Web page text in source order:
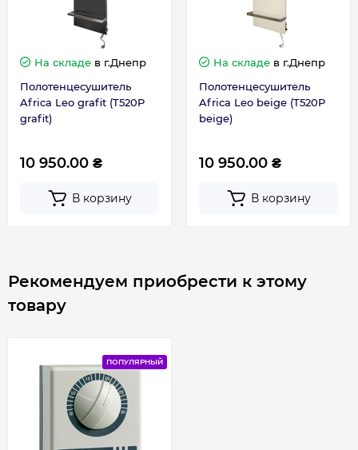
- 1,5 м сетевой шнур белого цвета с
заземлением;
- Дюбеля для крепления панели на стену;
- Паспорт.
Гарантия производителя, мес
На складе в г.Днепр
Полотенцесушитель
Africa Leo grafit (T520P
grafit)
10 950.00 ₴
В корзину
На складе в г.Днепр
Полотенцесушитель
Africa Leo beige (T520P
beige)
10 950.00 ₴
В корзину
Рекомендуем приобрести к этому
товару
ПОПУЛЯРНЫЙ